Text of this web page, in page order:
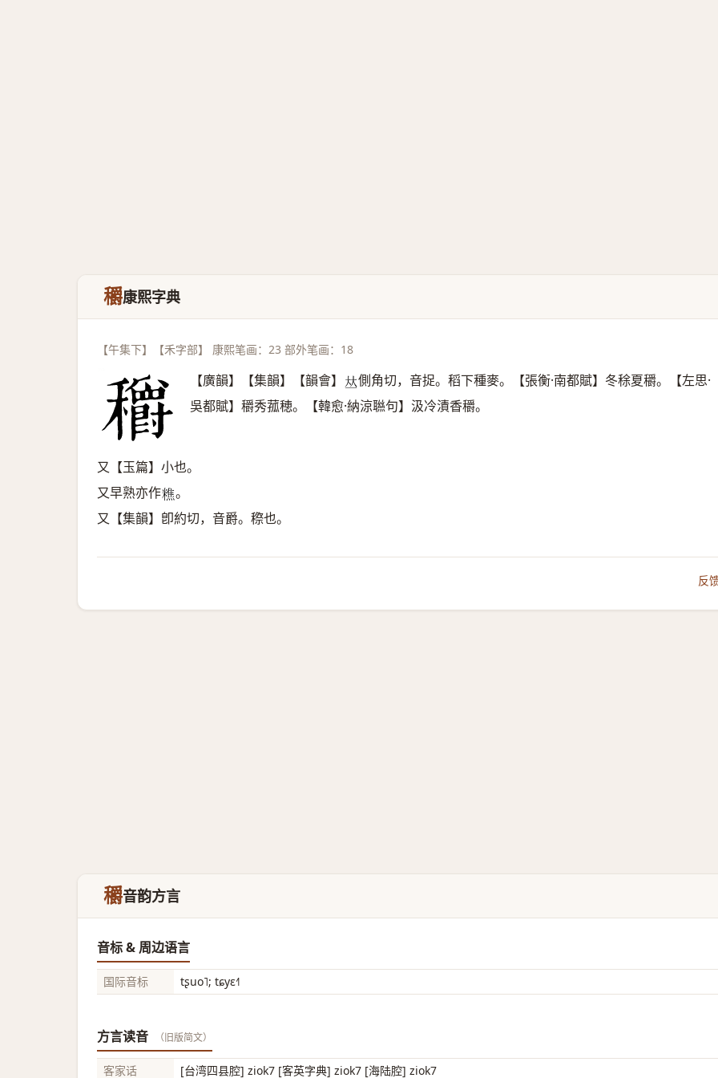
穱康熙字典
【午集下】【禾字部】 康熙笔画：23 部外笔画：18
【廣韻】【集韻】【韻會】 𠀤側角切，音捉。稻下種麥。【張衡·南都賦】冬稌夏穱。【左思·
吳都賦】穱秀菰穂。【韓愈·納涼聮句】汲冷漬香穱。
又【玉篇】小也。
又早熟亦作𥼚。
又【集韻】卽約切，音爵。穄也。
反
穱音韵方言
音标 & 周边语言
国际音标 tʂuo˥; tɕyɛ˧˥
方言读音 （旧版简文）
客家话 [台湾四县腔] ziok7 [客英字典] ziok7 [海陆腔] ziok7